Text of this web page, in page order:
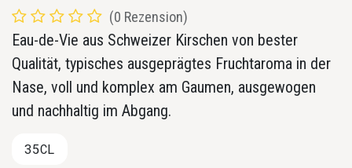
(0 Rezension)
Eau-de-Vie aus Schweizer Kirschen von bester
Qualität, typisches ausgeprägtes Fruchtaroma in der
Nase, voll und komplex am Gaumen, ausgewogen
und nachhaltig im Abgang.​
35CL